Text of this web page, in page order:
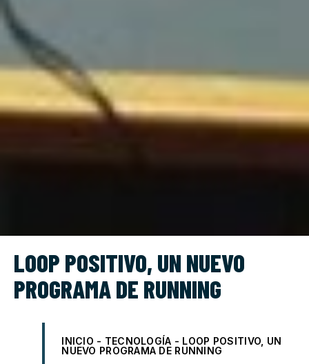
LOOP POSITIVO, UN NUEVO
PROGRAMA DE RUNNING
INICIO - TECNOLOGÍA - LOOP POSITIVO, UN
NUEVO PROGRAMA DE RUNNING